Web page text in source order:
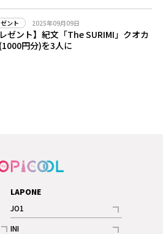
ント 2025年09月09日
レゼント】紀文「The SURIMI」クオカ
円分)を3人に
LAPONE
JO1
記事
INI